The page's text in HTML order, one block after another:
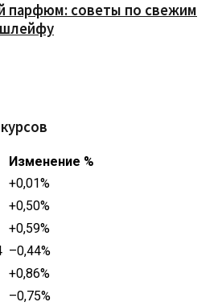
парфюм: советы по свежим
шлейфу
Изменение %
+0,01%
+0,50%
+0,59%
–0,44%
+0,86%
–0,75%